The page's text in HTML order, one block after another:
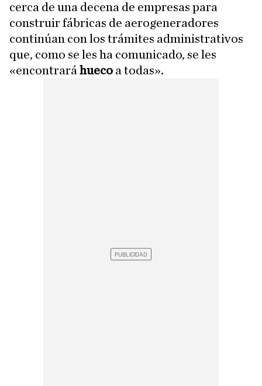
cerca de una decena de empresas para
construir fábricas de aerogeneradores
continúan con los trámites administrativos
que, como se les ha comunicado, se les
«encontrará hueco a todas».